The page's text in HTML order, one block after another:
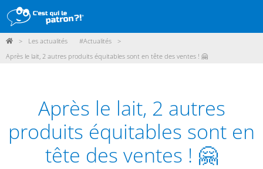
DÉMARCHE
POINTS DE VENTE
PARTICIPER
ACTUALITÉS
> Les actualités #Actualités
>
Après le lait, 2 autres produits équitables sont en tête des ventes ! 🤗
Après le lait, 2 autres
produits équitables sont en
tête des ventes ! 🤗